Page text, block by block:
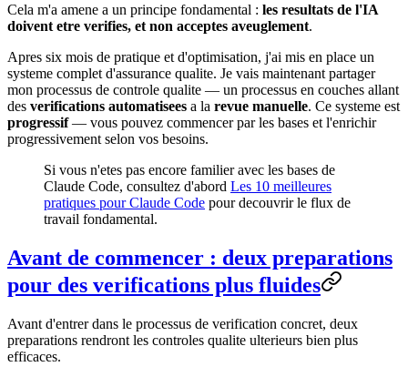
Cela m'a amene a un principe fondamental : les resultats de l'IA
doivent etre verifies, et non acceptes aveuglement.
Apres six mois de pratique et d'optimisation, j'ai mis en place un
systeme complet d'assurance qualite. Je vais maintenant partager
mon processus de controle qualite — un processus en couches allant
des verifications automatisees a la revue manuelle. Ce systeme est
progressif— vous pouvez commencer par les bases et l'enrichir
progressivement selon vos besoins.
Si vous n'etes pas encore familier avec les bases de
Claude Code, consultez d'abord Les 10 meilleures
pratiques pour Claude Code pour decouvrir le flux de
travail fondamental.
Avant de commencer : deux preparations
pour des verifications plus fluides
Avant d'entrer dans le processus de verification concret, deux
preparations rendront les controles qualite ulterieurs bien plus
efficaces.